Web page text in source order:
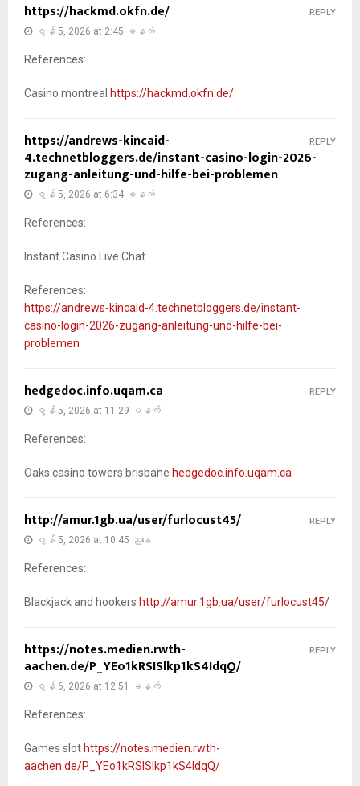
https://hackmd.okfn.de/
ဇွန် 5, 2026 at 2:45 မနက်
References:
Casino montreal https://hackmd.okfn.de/
REPLY
https://andrews-kincaid-
4.technetbloggers.de/instant-casino-login-2026-
zugang-anleitung-und-hilfe-bei-problemen
ဇွန် 5, 2026 at 6:34 မနက်
References:
Instant Casino Live Chat
References:
https://andrews-kincaid-4.technetbloggers.de/instant-
casino-login-2026-zugang-anleitung-und-hilfe-bei-
problemen
REPLY
hedgedoc.info.uqam.ca
ဇွန် 5, 2026 at 11:29 မနက်
References:
Oaks casino towers brisbane hedgedoc.info.uqam.ca
REPLY
http://amur.1gb.ua/user/furlocust45/
ဇွန် 5, 2026 at 10:45 ညနေ
References:
Blackjack and hookers http://amur.1gb.ua/user/furlocust45/
REPLY
https://notes.medien.rwth-
aachen.de/P_YEo1kRSISlkp1kS4IdqQ/
ဇွန် 6, 2026 at 12:51 မနက်
References:
Games slot https://notes.medien.rwth-
aachen.de/P_YEo1kRSISlkp1kS4IdqQ/
REPLY